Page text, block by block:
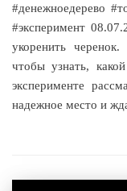
#денежноедерево
#эксперимент
укоренить
чтобы узнать,
эксперименте
надежное место и